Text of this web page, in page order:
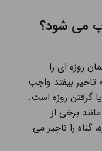
می شود؟
روزه ای را
بیفتد واجب
گرفتن روزه است.
برخی از
را ناچیز می